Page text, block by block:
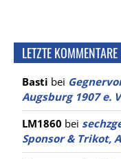
LETZTE KOMMENTARE
Basti bei
Augsburg 1907 e.
LM1860 bei
Sponsor & Trikot,